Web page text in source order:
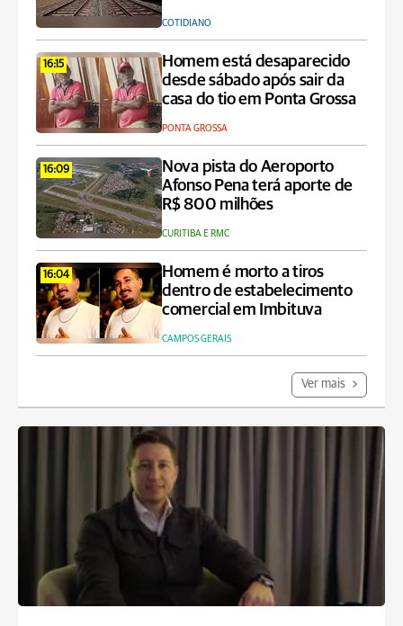
COTIDIANO
16:15
Homem está desaparecido
desde sábado após sair da
casa do tio em Ponta Grossa
PONTA GROSSA
16:09
Nova pista do Aeroporto
Afonso Pena terá aporte de
R$ 800 milhões
CURITIBA E RMC
16:04
Homem é morto a tiros
dentro de estabelecimento
comercial em Imbituva
CAMPOS GERAIS
Ver mais